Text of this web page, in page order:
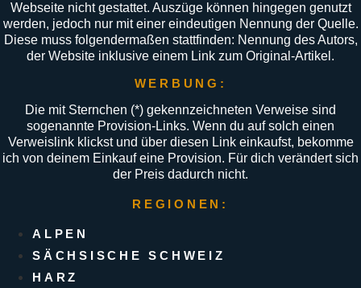
Webseite nicht gestattet. Auszüge können hingegen genutzt
werden, jedoch nur mit einer eindeutigen Nennung der Quelle.
Diese muss folgendermaßen stattfinden: Nennung des Autors,
der Website inklusive einem Link zum Original-Artikel.
WERBUNG:
Die mit Sternchen (*) gekennzeichneten Verweise sind
sogenannte Provision-Links. Wenn du auf solch einen
Verweislink klickst und über diesen Link einkaufst, bekomme
ich von deinem Einkauf eine Provision. Für dich verändert sich
der Preis dadurch nicht.
REGIONEN:
ALPEN
SÄCHSISCHE SCHWEIZ
HARZ